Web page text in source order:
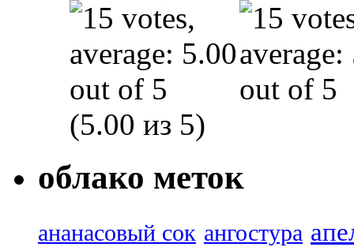
(5.00 из 5)
облако меток
ананасовый сок ангостура